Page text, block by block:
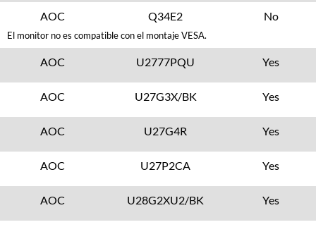
AOC Q34E2 No
El monitor no es compatible con el montaje VESA.
AOC U2777PQU Yes
AOC U27G3X/BK Yes
AOC U27G4R Yes
AOC U27P2CA Yes
AOC U28G2XU2/BK Yes